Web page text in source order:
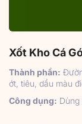
Xốt Kho Cá
Thành phần:
ớt, tiêu, dầu màu
Công dụng: